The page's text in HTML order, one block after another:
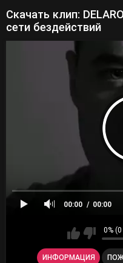
Скачать клип:
сети бездействий
00:00 00:00
0%
ИНФОРМАЦИЯ